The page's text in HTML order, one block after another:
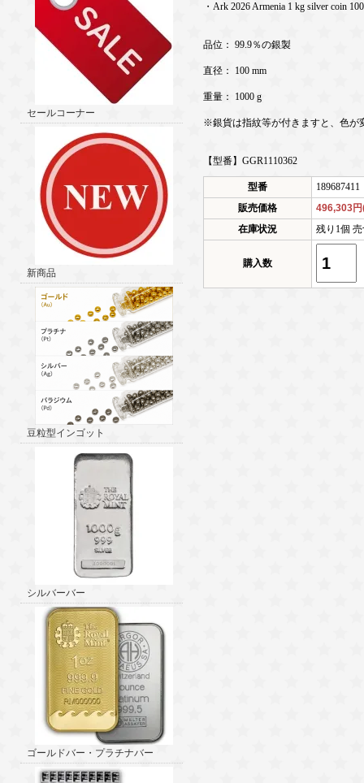
セールコーナー
新商品
豆粒型インゴット
シルバーバー
ゴールドバー・プラチナバー
・Ark 2026 Armenia 1 kg silver coin
品位： 99.9％の銀製
直径： 100 mm
重量： 1000 g
※銀貨は指紋等が付きますと、色が
【型番】GGR1110362
型番
189687411
販売価格
496,303
在庫状況
残り1個
購入数